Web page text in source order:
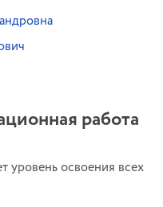
работа
уровень освоения всех